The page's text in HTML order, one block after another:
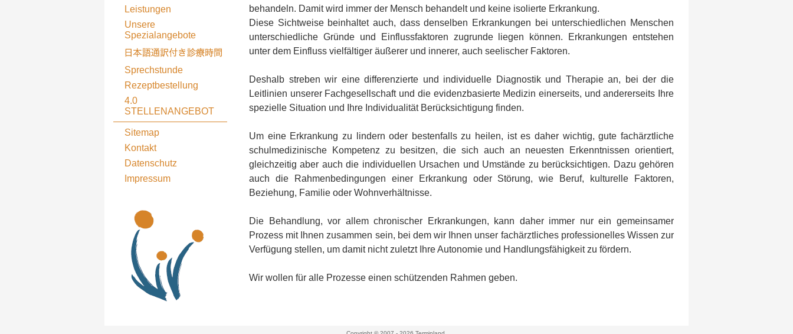
Leistungen
Unsere
Spezialangebote
Sprechstunde
Rezeptbestellung
4.0
STELLENANGEBOT
Sitemap
Kontakt
Datenschutz
Impressum
behandeln. Damit wird immer der Mensch behandelt und keine isolierte Erkrankung.
Diese Sichtweise beinhaltet auch, dass denselben Erkrankungen bei unterschiedlichen Menschen
unterschiedliche Gründe und Einflussfaktoren zugrunde liegen können. Erkrankungen entstehen
unter dem Einfluss vielfältiger äußerer und innerer, auch seelischer Faktoren.
Deshalb streben wir eine differenzierte und individuelle Diagnostik und Therapie an, bei der die
Leitlinien unserer Fachgesellschaft und die evidenzbasierte Medizin einerseits, und andererseits Ihre
spezielle Situation und Ihre Individualität Berücksichtigung finden.
Um eine Erkrankung zu lindern oder bestenfalls zu heilen, ist es daher wichtig, gute fachärztliche
schulmedizinische Kompetenz zu besitzen, die sich auch an neuesten Erkenntnissen orientiert,
gleichzeitig aber auch die individuellen Ursachen und Umstände zu berücksichtigen. Dazu gehören
auch die Rahmenbedingungen einer Erkrankung oder Störung, wie Beruf, kulturelle Faktoren,
Beziehung, Familie oder Wohnverhältnisse.
Die Behandlung, vor allem chronischer Erkrankungen, kann daher immer nur ein gemeinsamer
Prozess mit Ihnen zusammen sein, bei dem wir Ihnen unser fachärztliches professionelles Wissen zur
Verfügung stellen, um damit nicht zuletzt Ihre Autonomie und Handlungsfähigkeit zu fördern.
Wir wollen für alle Prozesse einen schützenden Rahmen geben.